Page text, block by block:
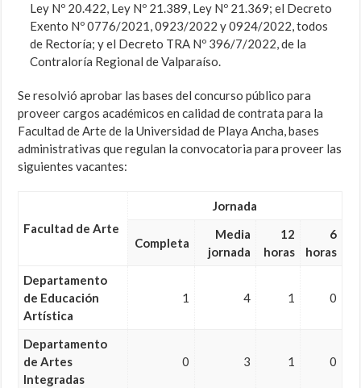
Ley Nº 20.422, Ley Nº 21.389, Ley Nº 21.369; el Decreto
Exento Nº 0776/2021, 0923/2022 y 0924/2022, todos
de Rectoría; y el Decreto TRA Nº 396/7/2022, de la
Contraloría Regional de Valparaíso.
Se resolvió aprobar las bases del concurso público para
proveer cargos académicos en calidad de contrata para la
Facultad de Arte de la Universidad de Playa Ancha, bases
administrativas que regulan la convocatoria para proveer las
siguientes vacantes:
Facultad de Arte
Jornada
Completa
Media
jornada
12
horas
6
horas
Departamento
de Educación
Artística
1 4 1 0
Departamento
de Artes
Integradas
0 3 1 0